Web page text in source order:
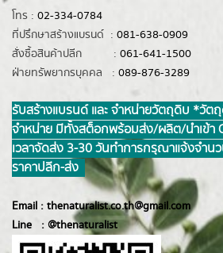
โทร : 02-334-0784
ที่ปรึกษาสร้างแบรนด์ : 081-638-0909
สั่งซื้อสินค้าปลีก : 061-641-1500
ฝ่ายทรัพยากรบุคคล : 089-876-3289
รับสร้างแบรนด์ และ จำหน่ายวัตถุดิบ *วัต
จำหน่าย มีทั้งสต็อกพร้อมส่ง/ผลิต/นำเข้า
เวลาจัดส่ง 3-30 วันทำการ กรุณาแจ้งจำน
ราคาปลีก-ส่ง
Email : thenaturalist.co.th@gmail.com
Line : @thenaturalist